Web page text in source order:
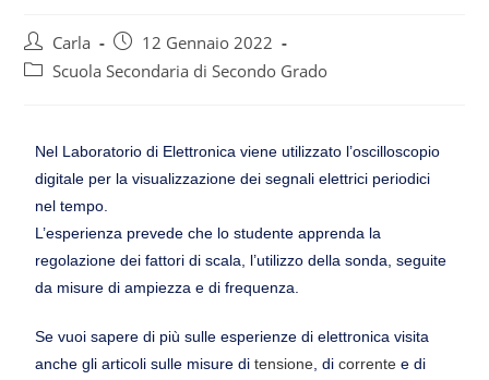
Carla
12 Gennaio 2022
Scuola Secondaria di Secondo Grado
Nel Laboratorio di Elettronica viene utilizzato l’oscilloscopio
digitale per la visualizzazione dei segnali elettrici periodici
nel tempo.
L’esperienza prevede che lo studente apprenda la
regolazione dei fattori di scala, l’utilizzo della sonda, seguite
da misure di ampiezza e di frequenza.
Se vuoi sapere di più sulle esperienze di elettronica visita
anche gli articoli sulle misure ditensione , dicorrente e di